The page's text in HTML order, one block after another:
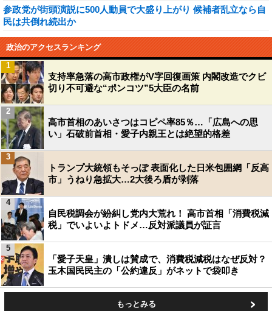
参政党が街頭演説に500人動員で大盛り上がり 候補者乱立なら自
民は共倒れ続出か
政治のアクセスランキング
支持率急落の高市政権がV字回復画策 内閣改造でクビ
切り不可避な“ポンコツ”5大臣の名前
1
高市首相のあいさつはコピペ率85％…「広島への思
い」石破前首相・愛子内親王とは絶望的格差
2
トランプ大統領もそっぽ 表面化した日米包囲網「反高
市」うねり急拡大…2大後ろ盾が剥落
3
自民税調会が紛糾し党内大荒れ！ 高市首相「消費税減
税」でいよいよトドメ…反対派議員が証言
4
「愛子天皇」潰しは賛成で、消費税減税はなぜ反対？
玉木国民民主の「公約違反」がネットで袋叩き
5
もっとみる